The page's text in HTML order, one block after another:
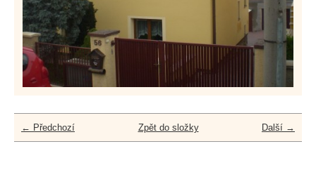
← Předchozí Další →
Zpět do složky